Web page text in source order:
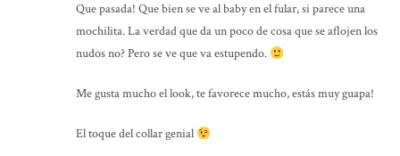
Que pasada! Que bien se ve al baby en el fular, si parece una
mochilita. La verdad que da un poco de cosa que se aflojen los
nudos no? Pero se ve que va estupendo.
Me gusta mucho el look, te favorece mucho, estás muy guapa!
El toque del collar genial